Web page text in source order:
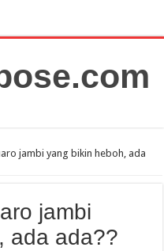
jambi yang bikin heboh, ada
jambi
ada ada??